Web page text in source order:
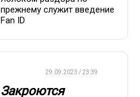
прежнему служит введение
Fan ID
29.09.2023 / 23:39
Закроются